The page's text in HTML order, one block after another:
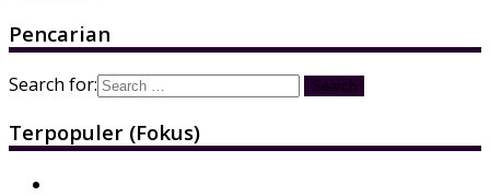
Pencarian
Search for:
Terpopuler (Fokus)